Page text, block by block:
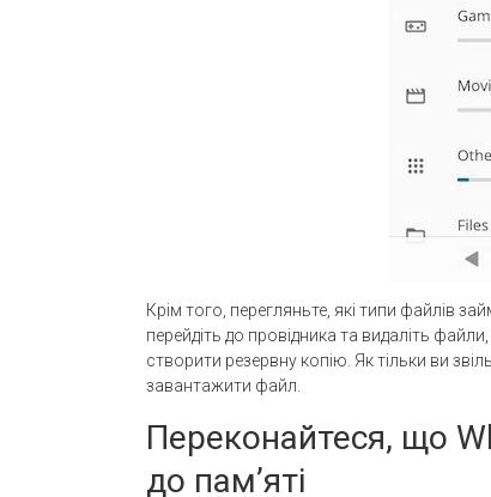
Крім того, перегляньте, які типи файлів
перейдіть до провідника та видаліть
створити резервну копію. Як тільки ви
завантажити файл.
Переконайтеся, що
до пам’яті